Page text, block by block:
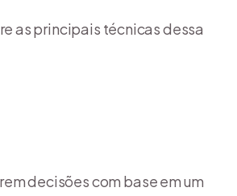
as principais técnicas dessa
decisões com base em um